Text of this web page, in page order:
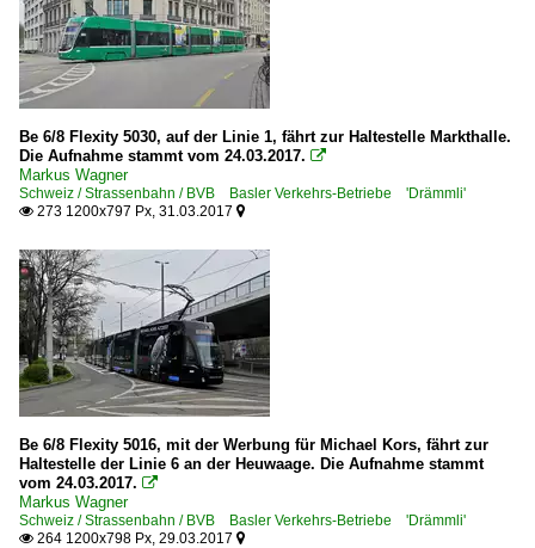
Be 6/8 Flexity 5030, auf der Linie 1, fährt zur Haltestelle Markthalle.
Die Aufnahme stammt vom 24.03.2017. 
Markus Wagner
Schweiz / Strassenbahn / BVB Basler Verkehrs-Betriebe 'Drämmli'
 273 1200x797 Px, 31.03.2017 
Be 6/8 Flexity 5016, mit der Werbung für Michael Kors, fährt zur
Haltestelle der Linie 6 an der Heuwaage. Die Aufnahme stammt
vom 24.03.2017. 
Markus Wagner
Schweiz / Strassenbahn / BVB Basler Verkehrs-Betriebe 'Drämmli'
 264 1200x798 Px, 29.03.2017 